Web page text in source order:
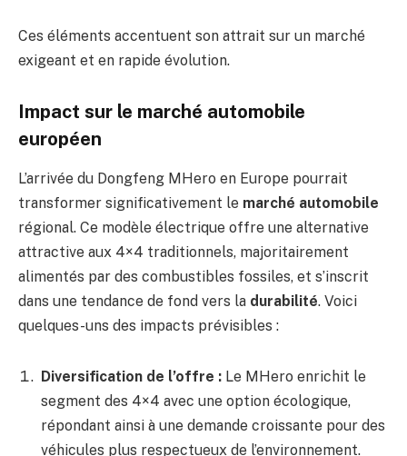
Ces éléments accentuent son attrait sur un marché
exigeant et en rapide évolution.
Impact sur le marché automobile
européen
L’arrivée du Dongfeng MHero en Europe pourrait
transformer significativement le marché automobile
régional. Ce modèle électrique offre une alternative
attractive aux 4×4 traditionnels, majoritairement
alimentés par des combustibles fossiles, et s’inscrit
dans une tendance de fond vers la durabilité. Voici
quelques-uns des impacts prévisibles :
Diversification de l’offre : Le MHero enrichit le
segment des 4×4 avec une option écologique,
répondant ainsi à une demande croissante pour des
véhicules plus respectueux de l’environnement.